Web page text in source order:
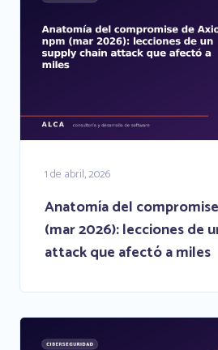
1 de abril, 2026
Anatomía del
(mar 2026): lecciones de
attack que afectó a miles